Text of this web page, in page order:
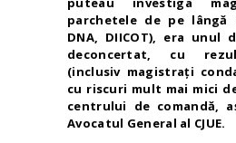
parchetele de pe lângă
DNA, DIICOT), era unul
deconcertat, cu
(inclusiv magistrați
cu riscuri mult mai mici
centrului de comandă,
Avocatul General al CJUE.